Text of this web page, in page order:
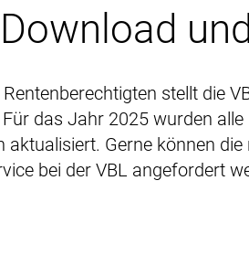
stellt die
das Jahr 2025 wurden alle
Gerne können die
bei der VBL angefordert